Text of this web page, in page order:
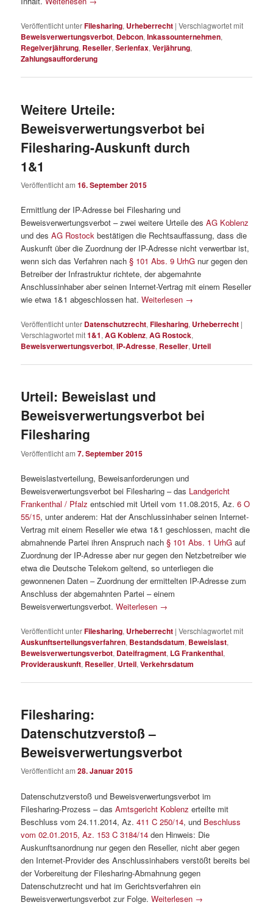
Veröffentlicht unterFilesharing, Urheberrecht |Verschlagwortet mit
Beweisverwertungsverbot, Debcon,Inkassounternehmen,
Regelverjährung, Reseller,Serienfax,Verjährung,
Zahlungsaufforderung
Weitere Urteile:
Beweisverwertungsverbot bei
Filesharing-Auskunft durch
1&1
Veröffentlicht am16. September 2015
Ermittlung der IP-Adresse bei Filesharing und
Beweisverwertungsverbot – zwei weitere Urteile desAG Koblenz
und desAG Rostock bestätigen die Rechtsauffassung, dass die
Auskunft über die Zuordnung der IP-Adresse nicht verwertbar ist,
wenn sich das Verfahren nach§ 101 Abs. 9 UrhG nur gegen den
Betreiber der Infrastruktur richtete, der abgemahnte
Anschlussinhaber aber seinen Internet-Vertrag mit einem Reseller
wie etwa 1&1 abgeschlossen hat.Weiterlesen →
Veröffentlicht unter Datenschutzrecht,Filesharing, Urheberrecht |
Verschlagwortet mit1&1,AG Koblenz,AG Rostock,
Beweisverwertungsverbot,IP-Adresse, Reseller, Urteil
Urteil: Beweislast und
Beweisverwertungsverbot bei
Filesharing
Veröffentlicht am7. September 2015
Beweislastverteilung, Beweisanforderungen und
Beweisverwertungsverbot bei Filesharing – das Landgericht
Frankenthal / Pfalz entschied mit Urteil vom 11.08.2015, Az.6 O
55/15, unter anderem: Hat der Anschlussinhaber seinen Internet-
Vertrag mit einem Reseller wie etwa 1&1 geschlossen, macht die
abmahnende Partei ihren Anspruch nach§ 101 Abs. 1 UrhG auf
Zuordnung der IP-Adresse aber nur gegen den Netzbetreiber wie
etwa die Deutsche Telekom geltend, so unterliegen die
gewonnenen Daten – Zuordnung der ermittelten IP-Adresse zum
Anschluss der abgemahnten Partei – einem
Beweisverwertungsverbot.Weiterlesen →
Veröffentlicht unterFilesharing, Urheberrecht |Verschlagwortet mit
Auskunftserteilungsverfahren, Bestandsdatum, Beweislast,
Beweisverwertungsverbot, Dateifragment, LG Frankenthal,
Providerauskunft, Reseller, Urteil,Verkehrsdatum
Filesharing:
Datenschutzverstoß –
Beweisverwertungsverbot
Veröffentlicht am28. Januar 2015
Datenschutzverstoß und Beweisverwertungsverbot im
Filesharing-Prozess – dasAmtsgericht Koblenz erteilte mit
Beschluss vom 24.11.2014, Az.411 C 250/14, und Beschluss
vom 02.01.2015, Az. 153 C 3184/14 den Hinweis: Die
Auskunftsanordnung nur gegen den Reseller, nicht aber gegen
den Internet-Provider des Anschlussinhabers verstößt bereits bei
der Vorbereitung der Filesharing-Abmahnung gegen
Datenschutzrecht und hat im Gerichtsverfahren ein
Beweisverwertungsverbot zur Folge.Weiterlesen →